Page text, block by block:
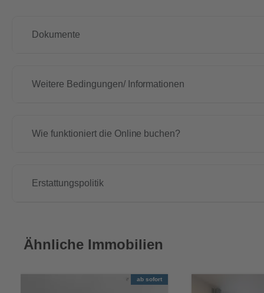
Dokumente
Weitere Bedingungen/ Informationen
Wie funktioniert die Online buchen?
Erstattungspolitik
Ähnliche Immobilien
ab sofort